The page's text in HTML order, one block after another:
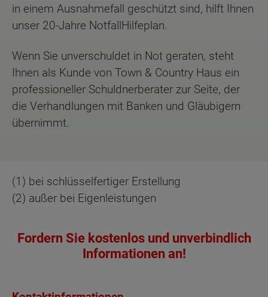
in einem Ausnahmefall geschützt sind, hilft Ihnen
unser 20-Jahre NotfallHilfeplan.
Wenn Sie unverschuldet in Not geraten, steht
Ihnen als Kunde von Town & Country Haus ein
professioneller Schuldnerberater zur Seite, der
die Verhandlungen mit Banken und Gläubigern
übernimmt.
(1) bei schlüsselfertiger Erstellung
(2) außer bei Eigenleistungen
Fordern Sie kostenlos und unverbindlich
Informationen an!